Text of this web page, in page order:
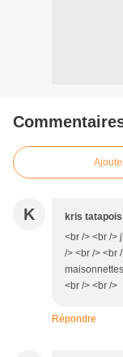
K kris tatapois
<br /> <br />
/> <br /> <br
<br /> <br />
Répondre